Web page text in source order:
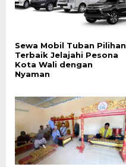
Sewa Mobil Tuban Pilihan
Terbaik Jelajahi Pesona
Kota Wali dengan
Nyaman